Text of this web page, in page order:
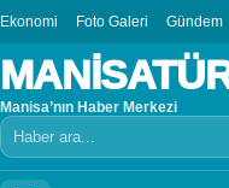
Ekonomi Foto Galeri Gündem
Manisa’nın Haber Merkezi
Arama